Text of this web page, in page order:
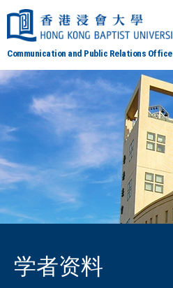
Communication and Public Relations Office
学者资料